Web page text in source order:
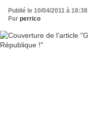
Publié le 10/04/2011 à 18:38
Par perrico